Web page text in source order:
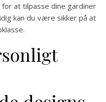
at tilpasse dine gardiner
kan du være sikker på at